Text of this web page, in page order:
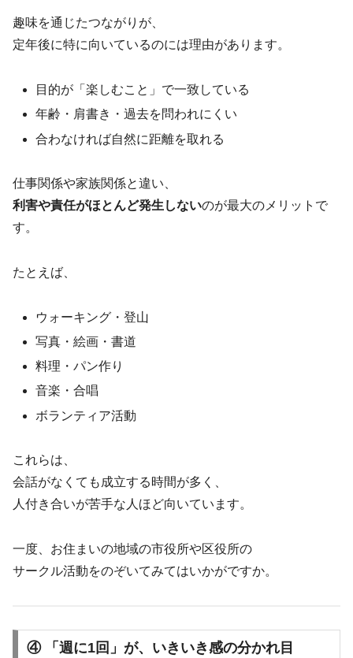
趣味を通じたつながりが、
定年後に特に向いているのには理由があります。
目的が「楽しむこと」で一致している
年齢・肩書き・過去を問われにくい
合わなければ自然に距離を取れる
仕事関係や家族関係と違い、
利害や責任がほとんど発生しないのが最大のメリットで
す。
たとえば、
ウォーキング・登山
写真・絵画・書道
料理・パン作り
音楽・合唱
ボランティア活動
これらは、
会話がなくても成立する時間が多く、
人付き合いが苦手な人ほど向いています。
一度、お住まいの地域の市役所や区役所の
サークル活動をのぞいてみてはいかがですか。
④ 「週に1回」が、いきいき感の分かれ目